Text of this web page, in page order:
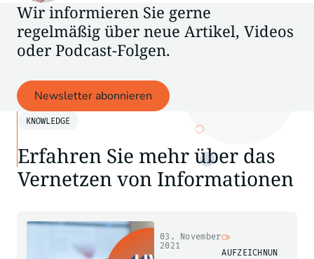
Wir informieren Sie gerne
regelmäßig über neue Artikel, Videos
oder Podcast-Folgen.
Newsletter abonnieren
KNOWLEDGE
Erfahren Sie mehr über das
Vernetzen von Informationen
AUFZEICHNUN
03. November
2021